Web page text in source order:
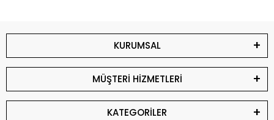
KURUMSAL
MÜŞTERİ HİZMETLERİ
KATEGORİLER